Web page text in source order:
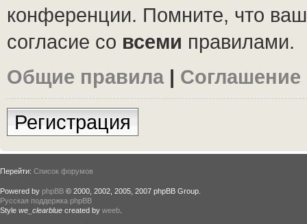
конференции. Помните, что
согласие со всеми правилами.
Общие правила |
Регистрация
Перейти: Список форумов
Powered by phpBB © 2000, 2002, 2005, 2007 phpBB Group.
Русская поддержка phpBB
Style we_clearblue created by weeb